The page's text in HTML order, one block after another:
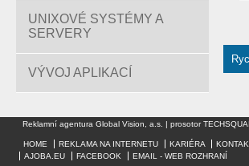
UNIXOVÉ SYSTÉMY A
SERVERY
VÝVOJ APLIKACÍ
Reklamní agentura Global Vision, a.s. | prosotor
HOME REKLAMA NA INTERNETU KARIÉRA
AJOBA.EU
FACEBOOK EMAIL - WEB ROZHRANÍ